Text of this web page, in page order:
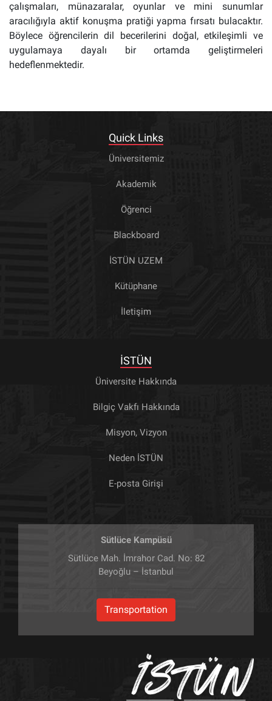
çalışmaları, münazaralar, oyunlar ve mini sunumlar
aracılığıyla aktif konuşma pratiği yapma fırsatı bulacaktır.
Böylece öğrencilerin dil becerilerini doğal, etkileşimli ve
uygulamaya dayalı bir ortamda geliştirmeleri
hedeflenmektedir.
Quick Links
Üniversitemiz
Akademik
Öğrenci
Blackboard
İSTÜN UZEM
Kütüphane
İletişim
İSTÜN
Üniversite Hakkında
Bilgiç Vakfı Hakkında
Misyon, Vizyon
Neden İSTÜN
E-posta Girişi
Sütlüce Kampüsü
Sütlüce Mah. İmrahor Cad. No: 82
Beyoğlu – İstanbul
Transportation